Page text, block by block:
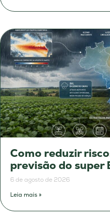
Como reduzir
previsão do super
6 de agosto de 2026
Leia mais »